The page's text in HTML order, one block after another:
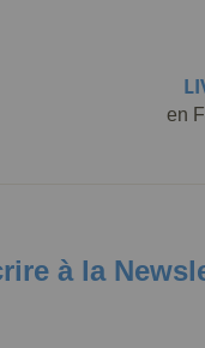
en
à la